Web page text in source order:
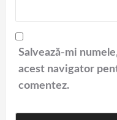
Salvează-mi
acest navigator
comentez.